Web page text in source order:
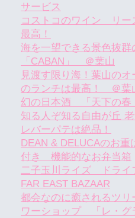
サービス
コストコのワイン リー
最高！
海を一望できる景色抜
「CABAN」 ＠葉山
見渡す限り海！葉山の
のランチは最高！ ＠葉
幻の日本酒 「天下の春
知る人ぞ知る自由が丘
レバーパテは絶品！
DEAN & DELUCAのお
付き 機能的なお弁当箱
二子玉川ライズ ドライ
FAR EAST BAZAAR
都会なのに癒されるツリ
ワーショップ 「レ・